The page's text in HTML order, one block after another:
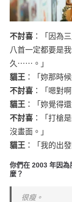
不討喜 ：「因為
八首一定都要是
久⋯⋯。」
貓王 ：「妳那時
不討喜 ：「嗯對
貓王 ：「妳覺得
不討喜 ：「打槍
沒畫面。」
貓王 ：「我的出
你們在 2003 年因為
麼？
很瘦。